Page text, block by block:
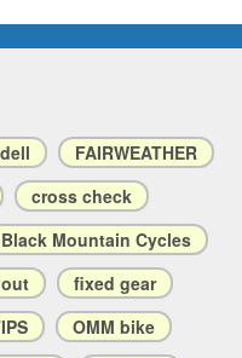
FAIRWEATHER
cross check
Black Mountain Cycles
fixed gear
OMM bike